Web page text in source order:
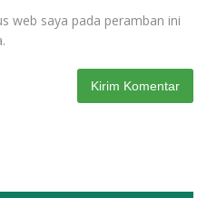
web saya pada peramban ini